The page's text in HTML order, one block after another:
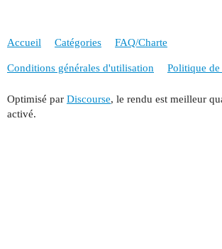
Accueil Catégories FAQ/Charte
Conditions générales d'utilisation Politique
Optimisé par Discourse, le rendu est meilleur
activé.